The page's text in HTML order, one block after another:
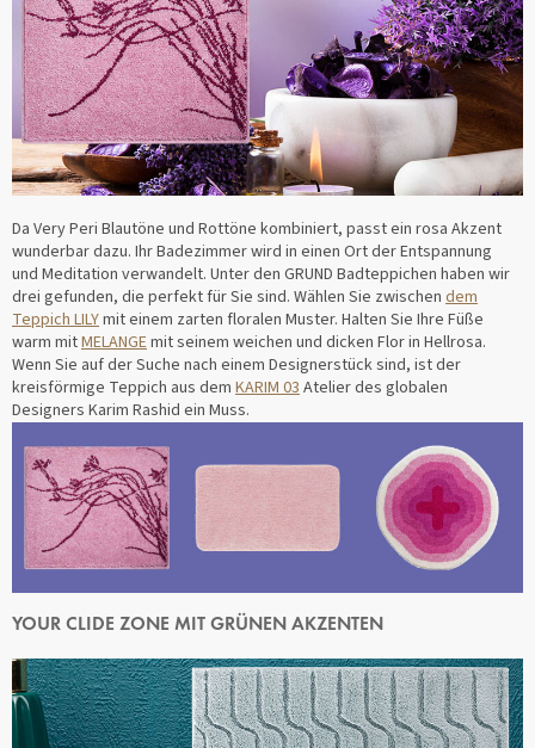
Da Very Peri Blautöne und Rottöne kombiniert, passt ein rosa Akzent
wunderbar dazu. Ihr Badezimmer wird in einen Ort der Entspannung
und Meditation verwandelt. Unter den GRUND Badteppichen haben wir
drei gefunden, die perfekt für Sie sind. Wählen Sie zwischen dem
Teppich LILYmit einem zarten floralen Muster. Halten Sie Ihre Füße
warm mitMELANGEmit seinem weichen und dicken Flor in Hellrosa.
Wenn Sie auf der Suche nach einem Designerstück sind, ist der
kreisförmige Teppich aus dem KARIM 03Atelier des globalen
Designers Karim Rashid ein Muss.
YOUR CLIDE ZONE MIT GRÜNEN AKZENTEN